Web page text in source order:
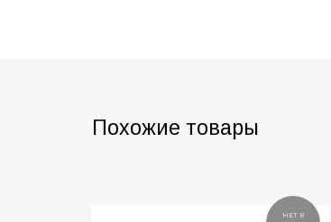
Похожие товары
НЕТ В